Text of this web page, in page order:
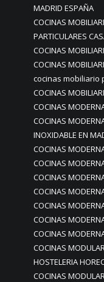
MADRID ESPAÑA
COCINAS
PARTICULARES
COCINAS
COCINAS
cocinas
COCINAS
COCINAS
COCINAS
INOXIDABLE EN
COCINAS
COCINAS
COCINAS
COCINAS
COCINAS
COCINAS
COCINAS
COCINAS
HOSTELERIA
COCINAS